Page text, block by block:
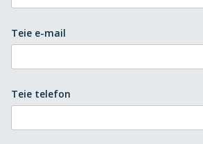
Teie e-mail
Teie telefon